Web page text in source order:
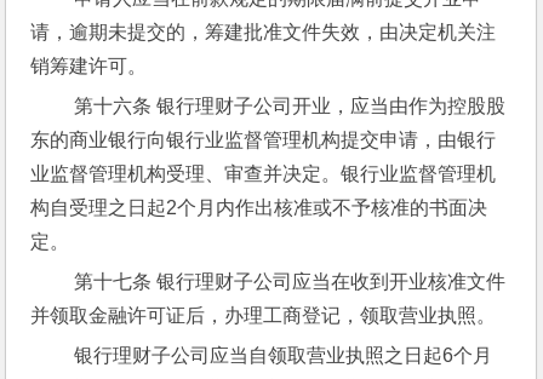
请，逾期未提交的，筹建批准文件失效，由决定机关注
销筹建许可。
第十六条 银行理财子公司开业，应当由作为控股股
东的商业银行向银行业监督管理机构提交申请，由银行
业监督管理机构受理、审查并决定。银行业监督管理机
构自受理之日起2个月内作出核准或不予核准的书面决
定。
第十七条 银行理财子公司应当在收到开业核准文件
并领取金融许可证后，办理工商登记，领取营业执照。
银行理财子公司应当自领取营业执照之日起6个月